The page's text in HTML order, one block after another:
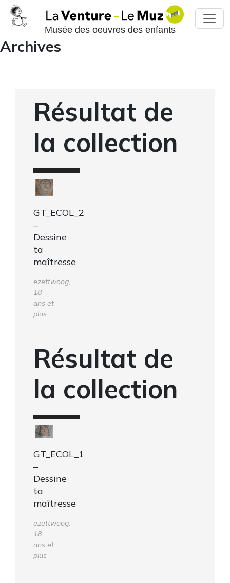
Musée des oeuvres des enfants
Archives
Résultat de
la collection
GT_ECOL_2
–
Dessine
ta
maîtresse
ezettwoog,
18
ans et
plus
Résultat de
la collection
GT_ECOL_1
–
Dessine
ta
maîtresse
ezettwoog,
18
ans et
plus